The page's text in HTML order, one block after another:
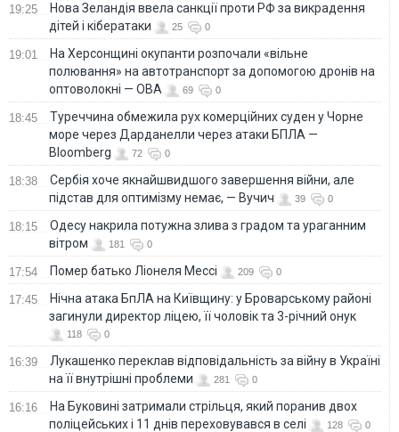
19:25
Нова Зеландія ввела санкції проти РФ за викрадення
дітей і кібератаки
25 0
19:01
На Херсонщині окупанти розпочали «вільне
полювання» на автотранспорт за допомогою дронів на
оптоволокні — ОВА
69 0
18:45
Туреччина обмежила рух комерційних суден у Чорне
море через Дарданелли через атаки БПЛА —
Bloomberg
72 0
18:38
Сербія хоче якнайшвидшого завершення війни, але
підстав для оптимізму немає, — Вучич
39 0
18:15
Одесу накрила потужна злива з градом та ураганним
вітром
181 0
17:54 Помер батько Ліонеля Мессі 209 0
17:45
Нічна атака БпЛА на Київщину: у Броварському районі
загинули директор ліцею, її чоловік та 3-річний онук
118 0
16:39
Лукашенко переклав відповідальність за війну в Україні
на її внутрішні проблеми
281 0
16:16
На Буковині затримали стрільця, який поранив двох
поліцейських і 11 днів переховувався в селі
128 0